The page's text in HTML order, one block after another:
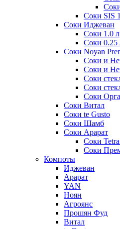
Соки SIS
Соки Иджеван
Соки 1.0 л
Соки 0.25
Соки Noyan
Соки и
Соки и
Соки
Соки
Соки
Соки Витал
Соки te Gusto
Соки Шамб
Соки Арарат
Соки
Соки
Компоты
Иджеван
Арарат
YAN
Ноян
Агроянс
Прошян Фуд
Витал